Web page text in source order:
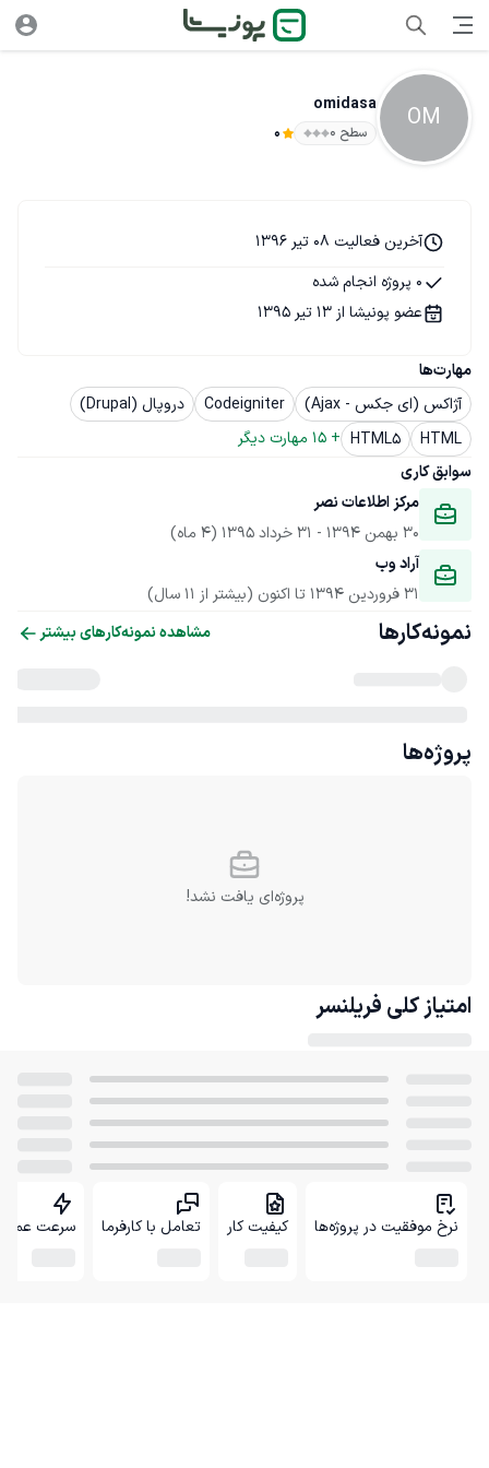
OM
omidasa
سطح ۰ 0
مهارت‌ها
آژاکس (ای جکس - Ajax)
Codeigniter
دروپال (Drupal)
HTML
HTML5
+
15 مهارت دیگر
سوابق کاری
مرکز اطلاعات نصر
30 بهمن 1394
- 31 خرداد 1395
(4 ماه)
آراد وب
31 فروردین 1394
تا اکنون (بیشتر از 11 سال)
آخرین فعالیت 08 تیر 1396
0 پروژه انجام شده
عضو پونیشا از 13 تیر 1395
نمونه‌کارها مشاهده نمونه‌کارهای بیشتر
پروژه‌ها
پروژه‌ای یافت نشد!
امتیاز کلی فریلنسر
نرخ موفقیت در پروژه‌ها کیفیت کار تعامل با کارفرما سرعت عمل